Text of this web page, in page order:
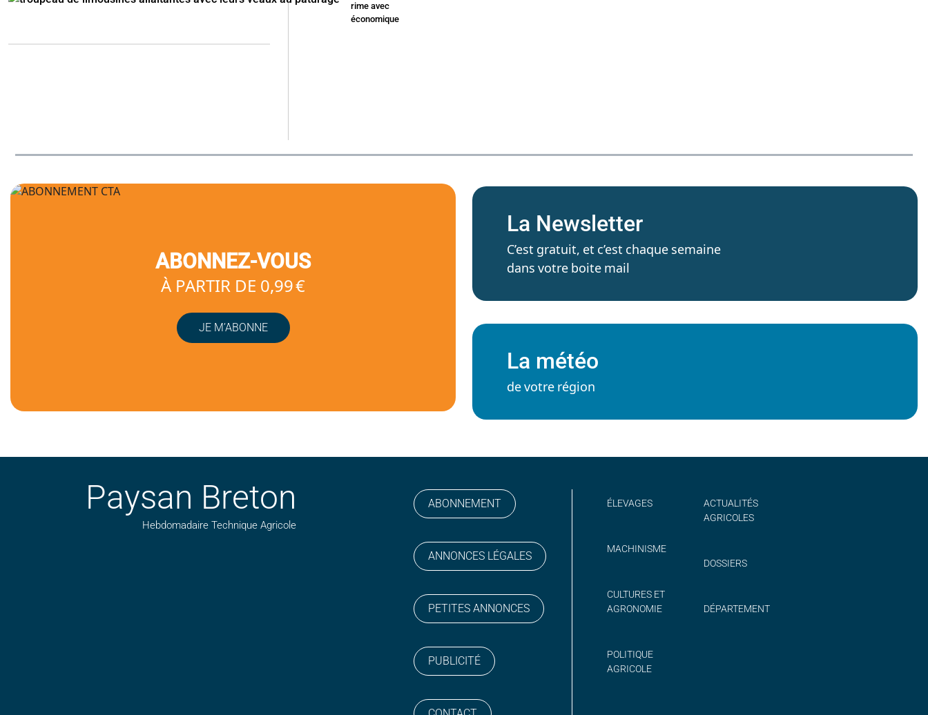
rime avec
économique
ABONNEZ-VOUS
À PARTIR DE 0,99 €
JE M’ABONNE
La Newsletter
C’est gratuit, et c’est chaque semaine
dans votre boite mail
La météo
de votre région
Paysan Breton
Hebdomadaire Technique Agricole
ABONNEMENT
ANNONCES LÉGALES
PETITES ANNONCES
PUBLICITÉ
ÉLEVAGES
MACHINISME
CULTURES ET
AGRONOMIE
POLITIQUE
AGRICOLE
ACTUALITÉS
AGRICOLES
DOSSIERS
DÉPARTEMENT